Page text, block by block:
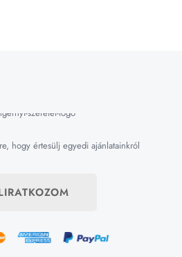
hogy értesülj egyedi ajánlatainkról